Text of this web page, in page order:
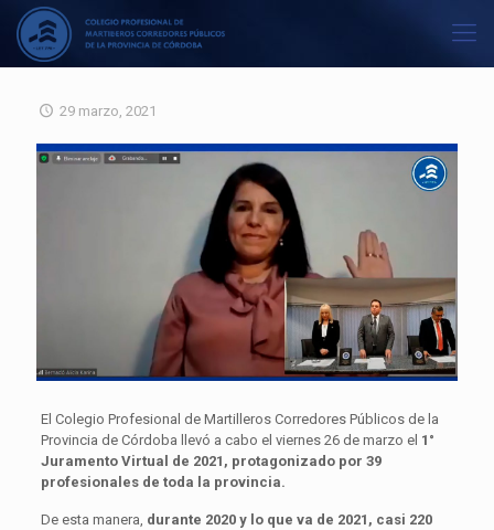
29 marzo, 2021
El Colegio Profesional de Martilleros Corredores Públicos de la
Provincia de Córdoba llevó a cabo el viernes 26 de marzo el 1°
Juramento Virtual de 2021, protagonizado por 39
profesionales de toda la provincia.
De esta manera, durante 2020 y lo que va de 2021, casi 220